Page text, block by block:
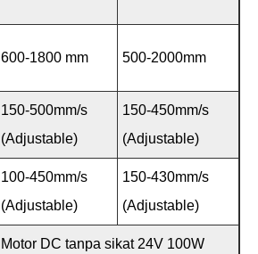
600-1800 mm 500-2000mm
150-500mm/s
(Adjustable)
150-450mm/s
(Adjustable)
100-450mm/s
(Adjustable)
150-430mm/s
(Adjustable)
Motor DC tanpa sikat 24V 100W